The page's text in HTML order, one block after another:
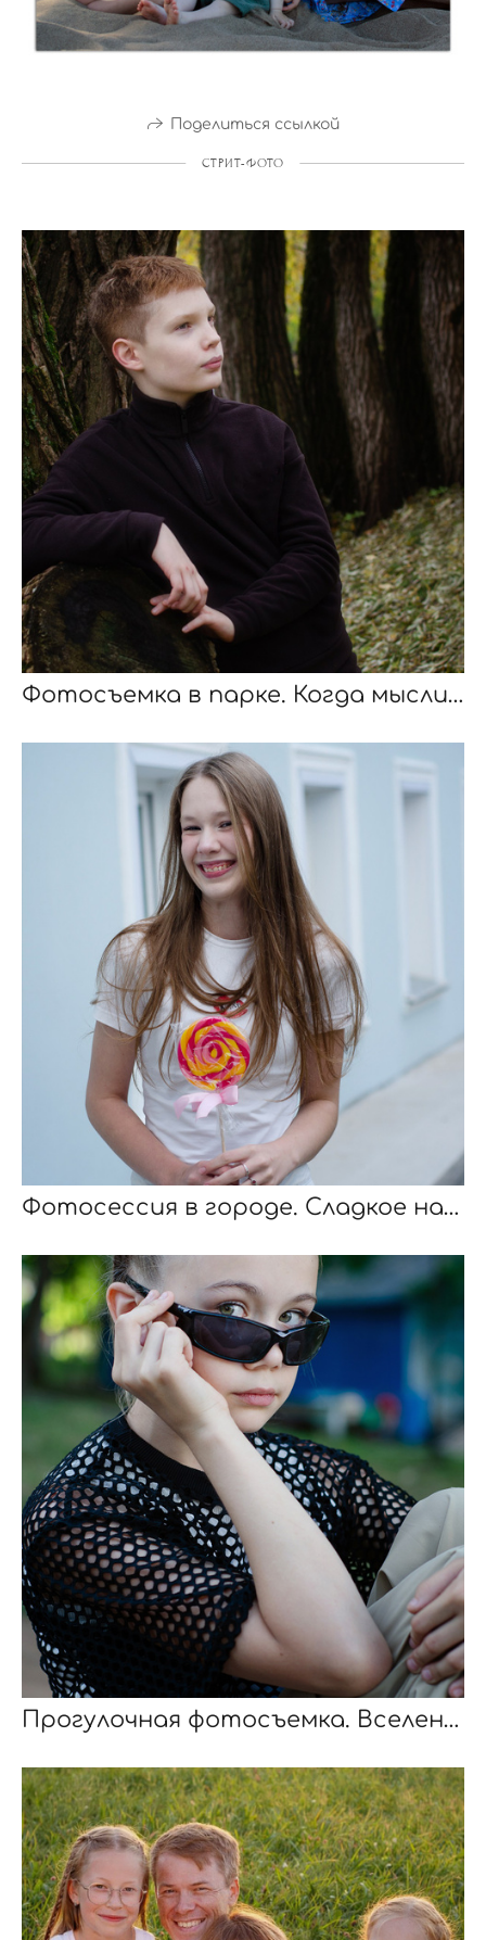
Поделиться ссылкой
СТРИТ-ФОТО
Фотосъемка в парке. Когда мысли громче ветра
Фотосессия в городе. Сладкое настроение
Прогулочная фотосъемка. Вселенная по имени Саша